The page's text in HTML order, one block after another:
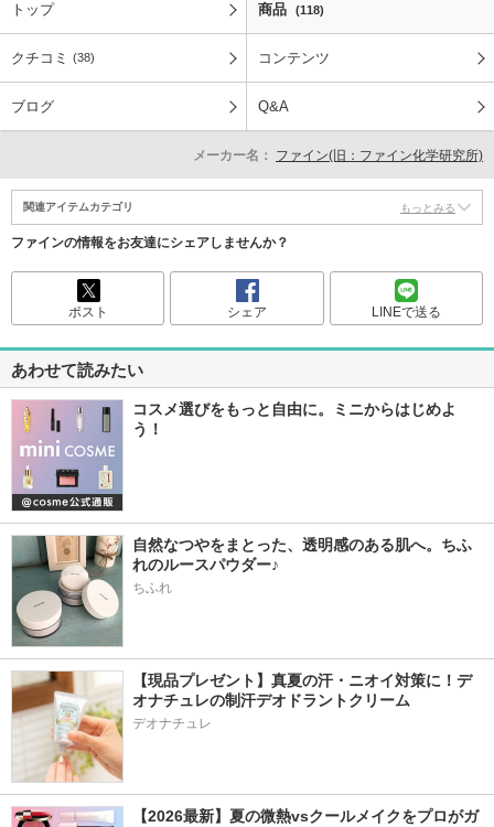
トップ 商品 (118)
クチコミ (38) コンテンツ
ブログ Q&A
メーカー名： ファイン(旧：ファイン化学研究所)
関連アイテムカテゴリ もっとみる
ファインの情報をお友達にシェアしませんか？
ポスト シェア LINEで送る
あわせて読みたい
コスメ選びをもっと自由に。ミニからはじめよ
う！
自然なつやをまとった、透明感のある肌へ。ちふ
れのルースパウダー♪
ちふれ
【現品プレゼント】真夏の汗・ニオイ対策に！デ
オナチュレの制汗デオドラントクリーム
デオナチュレ
【2026最新】夏の微熱vsクールメイクをプロがガ